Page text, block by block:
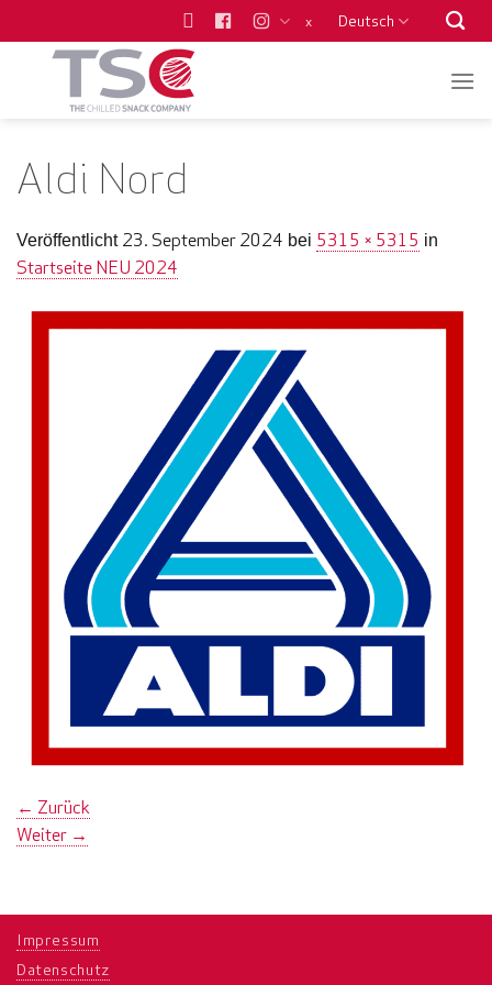
Inhalt
x Deutsch
Aldi Nord
Veröffentlicht 23. September 2024 bei 5315 × 5315 in
Startseite NEU 2024
← Zurück
Weiter →
Impressum
Datenschutz